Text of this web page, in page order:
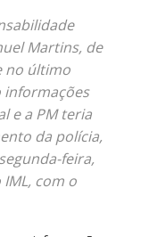
Martins, de
no último
informações
e a PM teria
da polícia,
feira,
com o